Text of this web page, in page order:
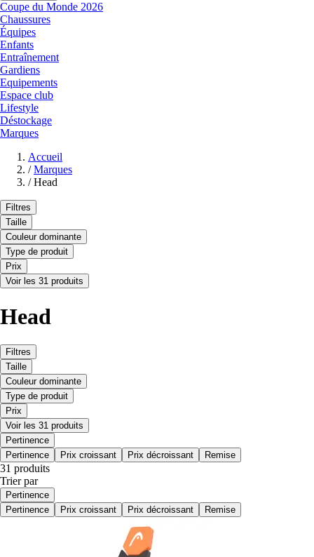
Coupe du Monde 2026
Chaussures
Équipes
Enfants
Entraînement
Gardiens
Equipements
Espace club
Lifestyle
Déstockage
Marques
Accueil
/ Marques
/ Head
Filtres
Taille
Couleur dominante
Type de produit
Prix
Voir les 31 produits
Head
Filtres
Taille
Couleur dominante
Type de produit
Prix
Voir les 31 produits
Pertinence
Pertinence
Prix croissant Prix décroissant Remise
31 produits
Trier par
Pertinence
Pertinence
Prix croissant Prix décroissant Remise